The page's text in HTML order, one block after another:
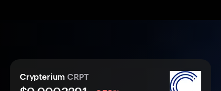
Crypterium CRPT